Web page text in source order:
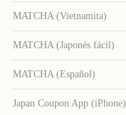
MATCHA (Vietnamita)
MATCHA (Japonés fácil)
MATCHA (Español)
Japan Coupon App (iPhone)